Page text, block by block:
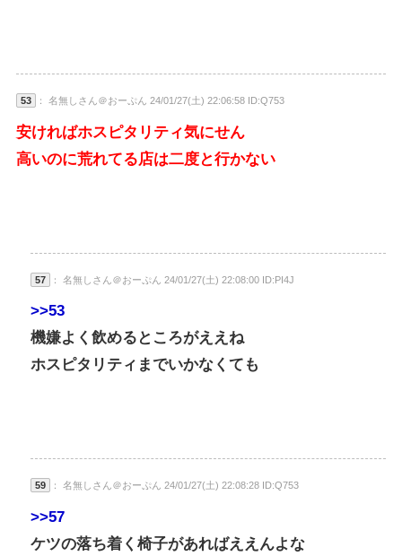
53 ： 名無しさん＠おーぷん 24/01/27(土) 22:06:58 ID:Q753
安ければホスピタリティ気にせん
高いのに荒れてる店は二度と行かない
57 ： 名無しさん＠おーぷん 24/01/27(土) 22:08:00 ID:PI4J
>>53
機嫌よく飲めるところがええね
ホスピタリティまでいかなくても
59 ： 名無しさん＠おーぷん 24/01/27(土) 22:08:28 ID:Q753
>>57
ケツの落ち着く椅子があればええんよな